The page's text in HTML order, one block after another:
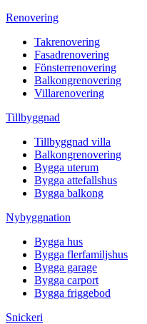
Renovering
Takrenovering
Fasadrenovering
Fönsterrenovering
Balkongrenovering
Villarenovering
Tillbyggnad
Tillbyggnad villa
Balkongrenovering
Bygga uterum
Bygga attefallshus
Bygga balkong
Nybyggnation
Bygga hus
Bygga flerfamiljshus
Bygga garage
Bygga carport
Bygga friggebod
Snickeri